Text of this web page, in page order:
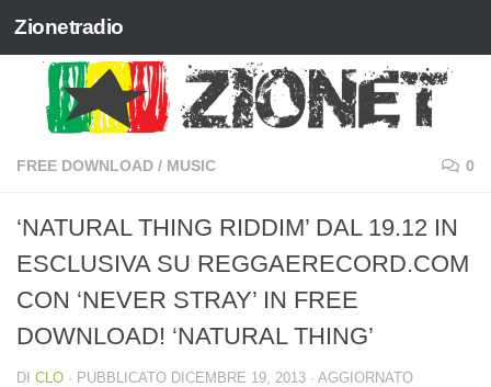
Salta al contenuto
Zionetradio
FREE DOWNLOAD / MUSIC 0
‘NATURAL THING RIDDIM’ DAL 19.12 IN
ESCLUSIVA SU REGGAERECORD.COM
CON ‘NEVER STRAY’ IN FREE
DOWNLOAD! ‘NATURAL THING’
DI CLO · PUBBLICATO DICEMBRE 19, 2013 · AGGIORNATO